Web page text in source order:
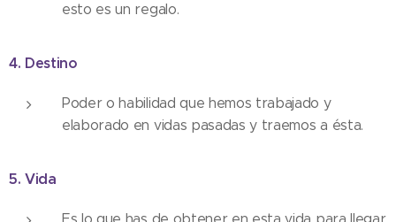
esto es un regalo.
4. Destino
Poder o habilidad que hemos trabajado y
elaborado en vidas pasadas y traemos a ésta.
5. Vida